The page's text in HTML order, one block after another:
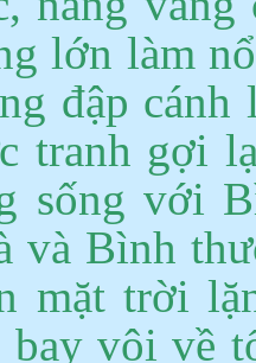
lớn làm
đập
tranh gợi
sống với
và Bình
mặt trời
bay vội về